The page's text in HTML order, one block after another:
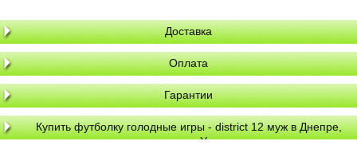
Доставка
Оплата
Гарантии
Купить футболку голодные игры - district 12 муж в Днепре,
доставка по Украине